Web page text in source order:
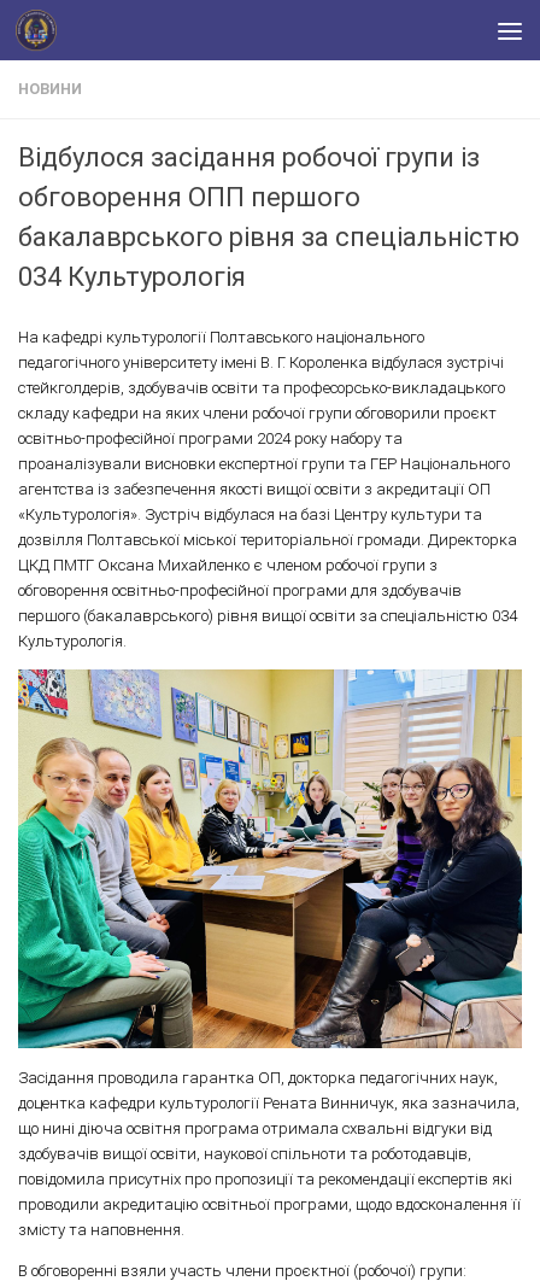
Skip to content
НОВИНИ
Відбулося засідання робочої групи із
обговорення ОПП першого
бакалаврського рівня за спеціальністю
034 Культурологія
На кафедрі культурології Полтавського національного
педагогічного університету імені В. Г. Короленка відбулася зустрічі
стейкголдерів, здобувачів освіти та професорсько-викладацького
складу кафедри на яких члени робочої групи обговорили проєкт
освітньо-професійної програми 2024 року набору та
проаналізували висновки експертної групи та ГЕР Національного
агентства із забезпечення якості вищої освіти з акредитації ОП
«Культурологія». Зустріч відбулася на базі Центру культури та
дозвілля Полтавської міської територіальної громади. Директорка
ЦКД ПМТГ Оксана Михайленко є членом робочої групи з
обговорення освітньо-професійної програми для здобувачів
першого (бакалаврського) рівня вищої освіти за спеціальністю 034
Культурологія.
Засідання проводила гарантка ОП, докторка педагогічних наук,
доцентка кафедри культурології Рената Винничук, яка зазначила,
що нині діюча освітня програма отримала схвальні відгуки від
здобувачів вищої освіти, наукової спільноти та роботодавців,
повідомила присутніх про пропозиції та рекомендації експертів які
проводили акредитацію освітньої програми, щодо вдосконалення її
змісту та наповнення.
В обговоренні взяли участь члени проєктної (робочої) групи: